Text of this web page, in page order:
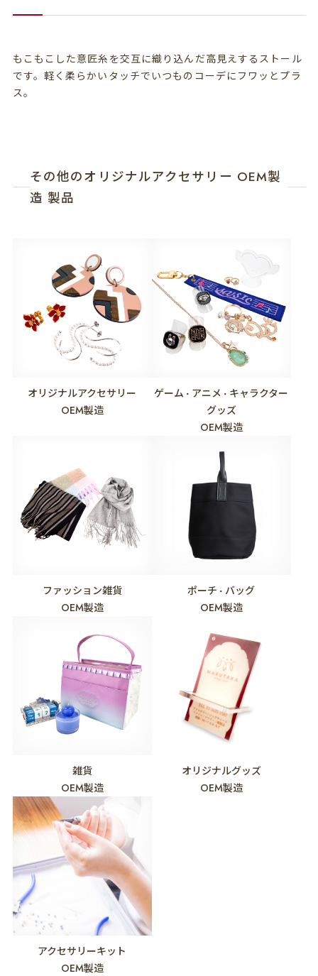
もこもこした意匠糸を交互に織り込んだ高見えするストール
です。軽く柔らかいタッチでいつものコーデにフワッとプラ
ス。
その他のオリジナルアクセサリー OEM製
造 製品
オリジナルアクセサリー
OEM製造
ゲーム ・ アニメ ・ キャラクター
グッズ
OEM製造
ファッション雑貨
OEM製造
ポーチ ・ バッグ
OEM製造
雑貨
OEM製造
オリジナルグッズ
OEM製造
アクセサリーキット
OEM製造